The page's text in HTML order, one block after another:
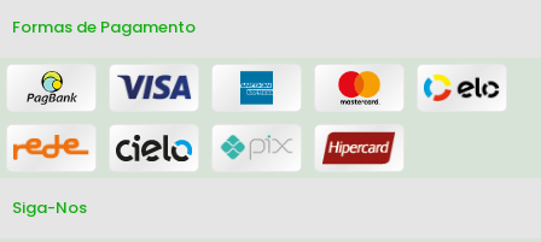
Formas de Pagamento
Siga-Nos